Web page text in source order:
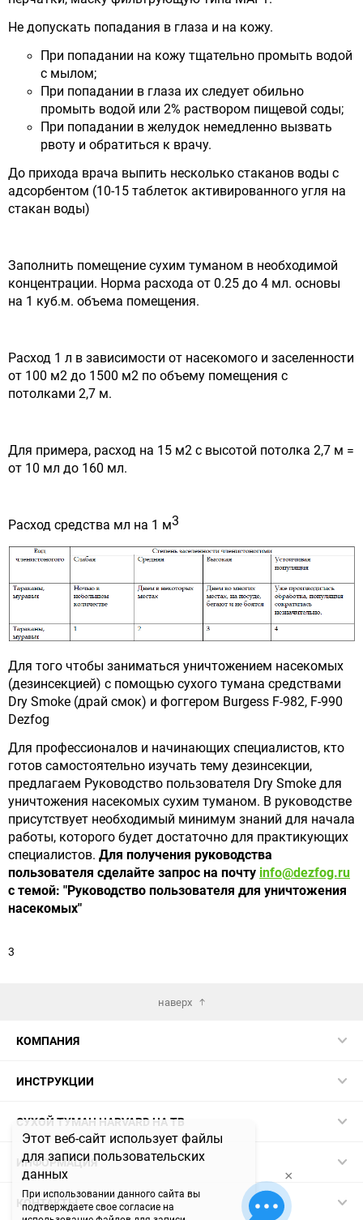
Этот веб-сайт использует файлы
для записи пользовательских
данных
При использовании данного сайта вы
подтверждаете свое согласие на
Не допускать попадания в глаза и на кожу.
При попадании на кожу тщательно промыть водой
с мылом;
При попадании в глаза их следует обильно
промыть водой или 2% раствором пищевой соды;
При попадании в желудок немедленно вызвать
рвоту и обратиться к врачу.
До прихода врача выпить несколько стаканов воды с
адсорбентом (10-15 таблеток активированного угля на
стакан воды)
Заполнить помещение сухим туманом в необходимой
концентрации. Норма расхода от 0.25 до 4 мл. основы
на 1 куб.м. объема помещения.
Расход 1 л в зависимости от насекомого и заселенности
от 100 м2 до 1500 м2 по объему помещения с
потолками 2,7 м.
Для примера, расход на 15 м2 с высотой потолка 2,7 м =
от 10 мл до 160 мл.
Расход средства мл на 1 м3
Для того чтобы заниматься уничтожением насекомых
(дезинсекцией) с помощью сухого тумана средствами
Dry Smoke (драй смок) и фоггером Burgess F-982, F-990
Dezfog
Для профессионалов и начинающих специалистов, кто
готов самостоятельно изучать тему дезинсекции,
предлагаем Руководство пользователя Dry Smoke для
уничтожения насекомых сухим туманом. В руководстве
присутствует необходимый минимум знаний для начала
работы, которого будет достаточно для практикующих
специалистов. Для получения руководства
пользователя сделайте запрос на почту info@dezfog.ru
с темой: "Руководство пользователя для уничтожения
насекомых"
3
наверх
КОМПАНИЯ
ИНСТРУКЦИИ
СУХОЙ ТУМАН HARVARD НА ТВ
ИНФОРМАЦИЯ
КОНТАКТЫ
×